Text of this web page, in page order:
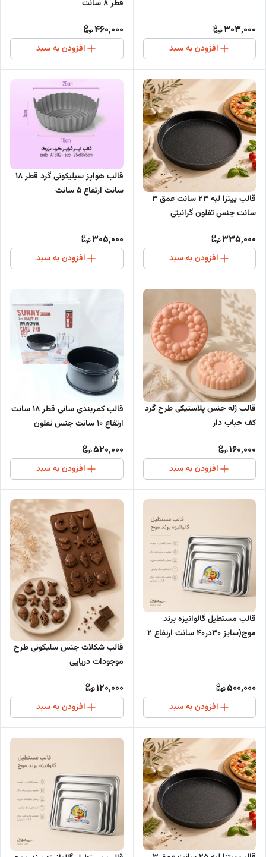
303,000
افزودن به سبد
قطر 8 سانت
460,000
افزودن به سبد
قالب پیتزا لبه 23 سانت عمق 3
سانت جنس تفلون گرانیتی
335,000
افزودن به سبد
قالب هواپز سیلیکونی گرد قطر 18
سانت ارتفاع 5 سانت
305,000
افزودن به سبد
قالب ژله جنس پلاستیکی طرح گرد
کف حباب دار
160,000
افزودن به سبد
قالب کمربندی سانی قطر 18 سانت
ارتفاع 10 سانت جنس تفلون
520,000
افزودن به سبد
قالب مستطیل گالوانیزه برند
موج(سایز 30در40 سانت ارتفاع 2
500,000
افزودن به سبد
قالب شکلات جنس سلیکونی طرح
موجودات دریایی
120,000
افزودن به سبد